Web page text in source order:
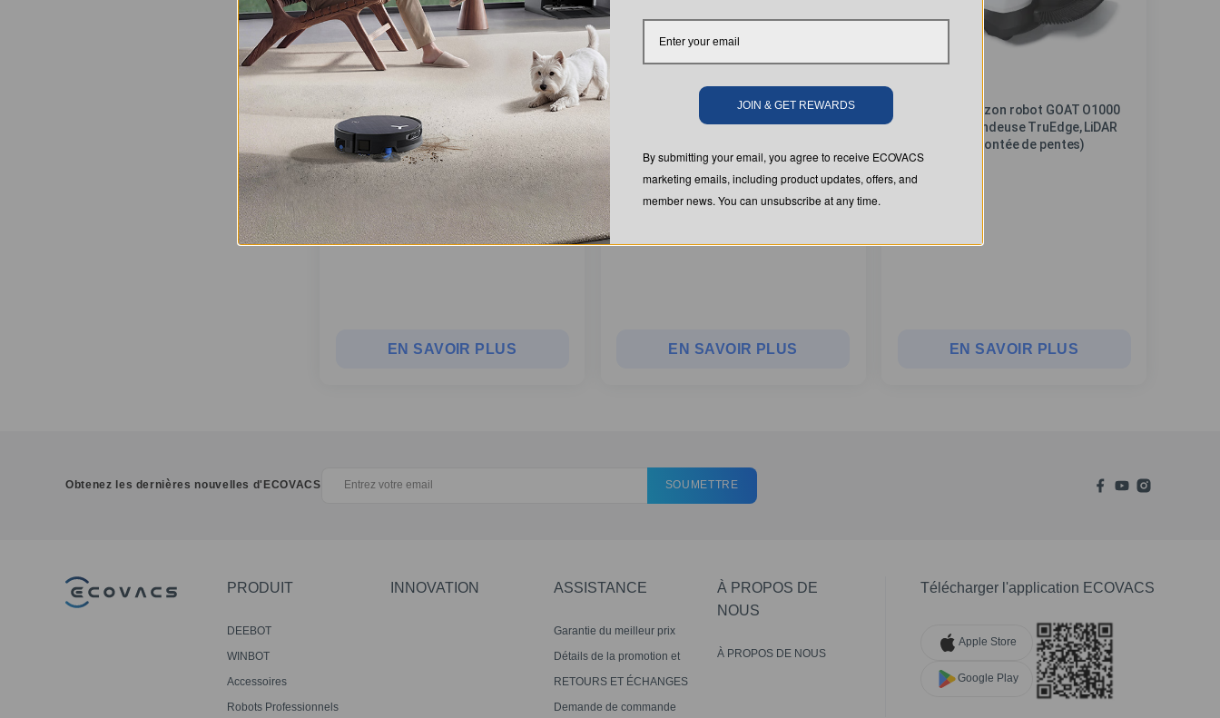
Tondeuse à gazon robotique LiDAR
PRO GOAT A3000
EN SAVOIR PLUS
Tondeuse à gazon robot GOAT O1000
LiDAR PRO (Tondeuse TruEdge, LiDAR
EN SAVOIR PLUS
Tondeuse à gazon robot GOAT O1000
LiDAR PRO (Tondeuse TruEdge, LiDAR
double 360°, montée de pentes)
EN SAVOIR PLUS
Obtenez les dernières nouvelles d'ECOVACS SOUMETTRE
PRODUIT
DEEBOT
WINBOT
Accessoires
Robots Professionnels
INNOVATION ASSISTANCE
Garantie du meilleur prix
Détails de la promotion et
avis de non-responsabilité
RETOURS ET ÉCHANGES
Demande de commande
À PROPOS DE
NOUS
À PROPOS DE NOUS
Télécharger l'application ECOVACS
Apple Store
Google Play
JOIN & GET REWARDS
By submitting your email, you agree to receive ECOVACS
marketing emails, including product updates, offers, and
member news. You can unsubscribe at any time.